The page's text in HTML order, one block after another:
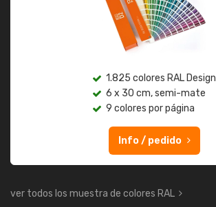
1.825 colores RAL Design
6 x 30 cm, semi-mate
9 colores por página
Info / pedido
ver todos los muestra de colores RAL